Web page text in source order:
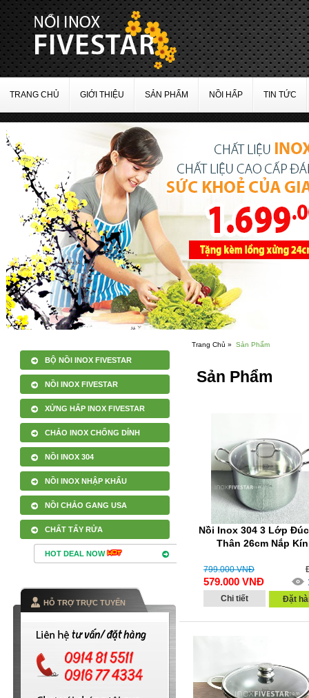
TRANG CHỦ GIỚI THIỆU SẢN PHẨM NỒI HẤP TIN TỨC
BỘ NỒI INOX FIVESTAR
NỒI INOX FIVESTAR
XỬNG HẤP INOX FIVESTAR
CHẢO INOX CHỐNG DÍNH
NỒI INOX 304
NỒI INOX NHẬP KHẨU
NỒI CHẢO GANG USA
CHẤT TẨY RỬA
HOT DEAL NOW
HỖ TRỢ TRỰC TUYẾN
Trang Chủ » Sản Phẩm
Sản Phẩm
Nồi Inox 304 3 Lớp
Thân 26cm Nắp
799.000VNĐ
579.000 VNĐ
Chi tiết Đặt